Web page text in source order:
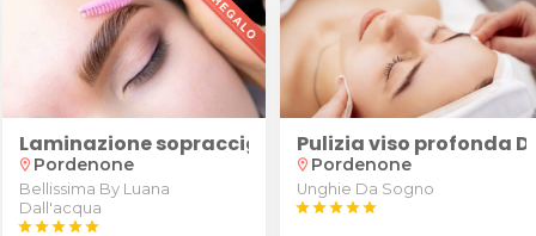
a Pordenone2 sedute di ginnastica posturale allo
e massaggio
Laminazione sopracciglia
location_on Pordenone
Bellissima By Luana
Dall'acqua
starstarstarstarstar
Pulizia viso profonda
location_on Pordenone
Unghie Da Sogno
starstarstarstarstar